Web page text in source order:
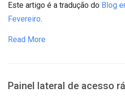
Este artigo é a tradução do Blog
Fevereiro.
Read More
Painel lateral de acesso